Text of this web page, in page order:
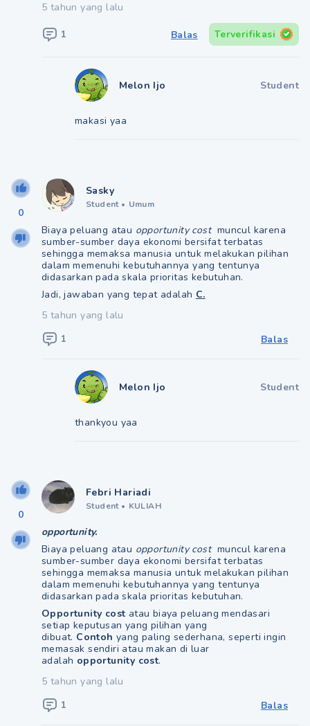
5 tahun yang lalu
1 Balas Terverifikasi
Melon Ijo Student
makasi yaa
0
Sasky
Student • Umum
Biaya peluang atau opportunity cost muncul karena
sumber-sumber daya ekonomi bersifat terbatas
sehingga memaksa manusia untuk melakukan pilihan
dalam memenuhi kebutuhannya yang tentunya
didasarkan pada skala prioritas kebutuhan.
Jadi, jawaban yang tepat adalah C.
5 tahun yang lalu
1
Balas
Melon Ijo Student
thankyou yaa
0
Febri Hariadi
Student • KULIAH
opportunity.
Biaya peluang atau opportunity cost muncul karena
sumber-sumber daya ekonomi bersifat terbatas
sehingga memaksa manusia untuk melakukan pilihan
dalam memenuhi kebutuhannya yang tentunya
didasarkan pada skala prioritas kebutuhan.
Opportunity cost atau biaya peluang mendasari
setiap keputusan yang pilihan yang
dibuat. Contoh yang paling sederhana, seperti ingin
memasak sendiri atau makan di luar
adalah opportunity cost.
5 tahun yang lalu
1
Balas